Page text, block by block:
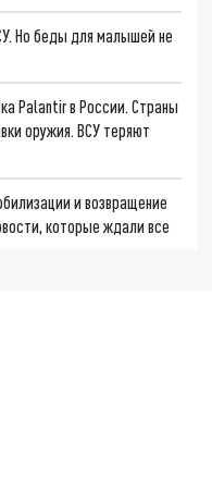
Но беды для малышей не
Palantir в России. Страны
оружия. ВСУ теряют
и возвращение
которые ждали все